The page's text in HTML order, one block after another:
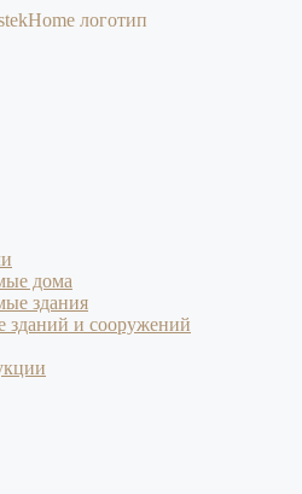
дома
здания
зданий и сооружений